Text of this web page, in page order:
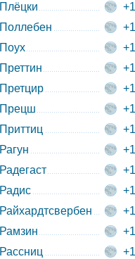
Плёцки
Поллебен
Поух
Преттин
Претцир
Прецш
Приттиц
Рагун
Радегаст
Радис
Райхардтсвербен
Рамзин
Рассниц